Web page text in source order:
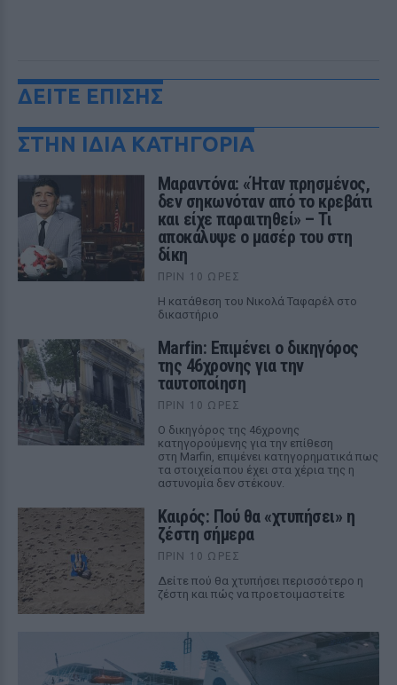
ΔΕΙΤΕ ΕΠΙΣΗΣ
ΣΤΗΝ ΙΔΙΑ ΚΑΤΗΓΟΡΙΑ
Μαραντόνα: «Ήταν πρησμένος,
δεν σηκωνόταν από το κρεβάτι
και είχε παραιτηθεί» – Τι
αποκάλυψε ο μασέρ του στη
δίκη
ΠΡΙΝ 10 ΏΡΕΣ
Η κατάθεση του Νικολά Ταφαρέλ στο
δικαστήριο
Marfin: Επιμένει ο δικηγόρος
της 46χρονης για την
ταυτοποίηση
ΠΡΙΝ 10 ΏΡΕΣ
Ο δικηγόρος της 46χρονης
κατηγορούμενης για την επίθεση
στη Marfin, επιμένει κατηγορηματικά πως
τα στοιχεία που έχει στα χέρια της η
αστυνομία δεν στέκουν.
Καιρός: Πού θα «χτυπήσει» η
ζέστη σήμερα
ΠΡΙΝ 10 ΏΡΕΣ
Δείτε πού θα χτυπήσει περισσότερο η
ζέστη και πώς να προετοιμαστείτε